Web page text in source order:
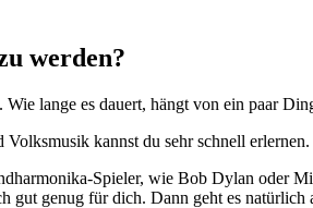
werden?
. Wie lange es dauert, hängt von ein paar
Volksmusik kannst du sehr schnell
Spieler, wie Bob Dylan oder
gut genug für dich. Dann geht es natürlich